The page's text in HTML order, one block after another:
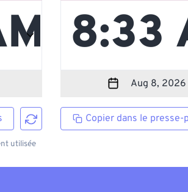
utilisée
Copier dans le presse-